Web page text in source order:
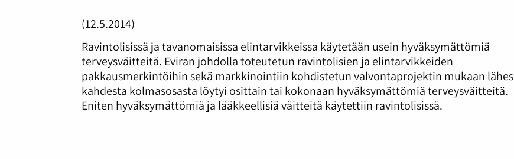
(12.5.2014)
Ravintolisissä ja tavanomaisissa elintarvikkeissa käytetään usein hyväksymättömiä
terveysväitteitä. Eviran johdolla toteutetun ravintolisien ja elintarvikkeiden
pakkausmerkintöihin sekä markkinointiin kohdistetun valvontaprojektin mukaan lähes
kahdesta kolmasosasta löytyi osittain tai kokonaan hyväksymättömiä terveysväitteitä.
Eniten hyväksymättömiä ja lääkkeellisiä väitteitä käytettiin ravintolisissä.